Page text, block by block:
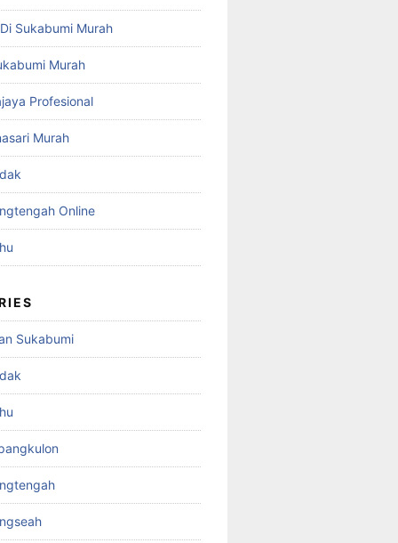
Sukabumi Murah
Murah
Profesional
Murah
Online
Sukabumi